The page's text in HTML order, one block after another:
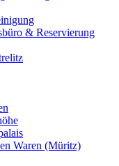
& Reservierung
Waren (Müritz)